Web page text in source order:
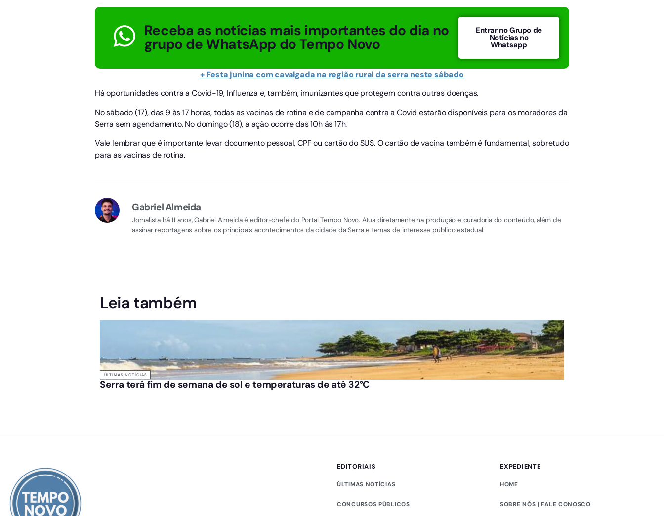
Receba as notícias mais importantes do dia no
grupo de WhatsApp do Tempo Novo
Entrar no Grupo de
Notícias no
Whatsapp
+ Festa junina com cavalgada na região rural da serra neste sábado
Há oportunidades contra a Covid-19, Influenza e, também, imunizantes que protegem contra outras doenças.
No sábado (17), das 9 às 17 horas, todas as vacinas de rotina e de campanha contra a Covid estarão disponíveis para os moradores da
Serra sem agendamento. No domingo (18), a ação ocorre das 10h ás 17h.
Vale lembrar que é importante levar documento pessoal, CPF ou cartão do SUS. O cartão de vacina também é fundamental, sobretudo
para as vacinas de rotina.
Gabriel Almeida
Jornalista há 11 anos, Gabriel Almeida é editor-chefe do Portal Tempo Novo. Atua diretamente na produção e curadoria do conteúdo, além de
assinar reportagens sobre os principais acontecimentos da cidade da Serra e temas de interesse público estadual.
Leia também
ÚLTIMAS NOTÍCIAS
Serra terá fim de semana de sol e temperaturas de até 32°C
EDITORIAIS
ÚLTIMAS NOTÍCIAS
CONCURSOS PÚBLICOS
EXPEDIENTE
HOME
SOBRE NÓS | FALE CONOSCO